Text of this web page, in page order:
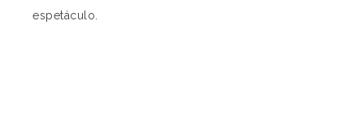
espetáculo.